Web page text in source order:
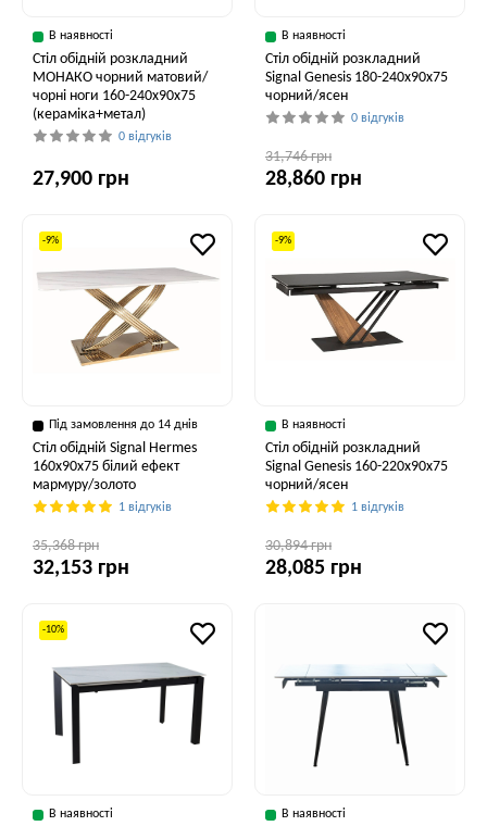
В наявності
Стіл обідній розкладний
МОНАКО чорний матовий/
чорні ноги 160-240x90x75
(кераміка+метал)
0 відгуків
27,900 грн
В наявності
Стіл обідній розкладний
Signal Genesis 180-240x90x75
чорний/ясен
0 відгуків
31,746 грн
28,860 грн
-9%
Під замовлення до 14 днів
Стіл обідній Signal Hermes
160x90x75 білий ефект
мармуру/золото
1 відгуків
35,368 грн
32,153 грн
-9%
В наявності
Стіл обідній розкладний
Signal Genesis 160-220x90x75
чорний/ясен
1 відгуків
30,894 грн
28,085 грн
-10%
В наявності В наявності